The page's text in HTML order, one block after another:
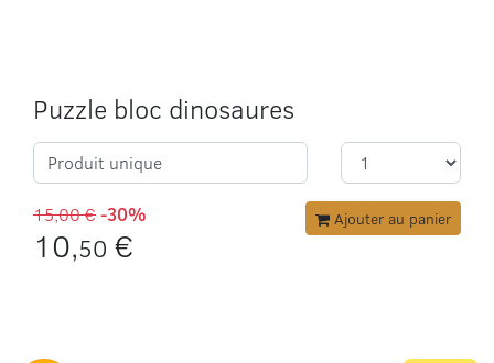
Puzzle bloc dinosaures
Produit unique
15,00 €-30%
10,50 €
Ajouter au panier